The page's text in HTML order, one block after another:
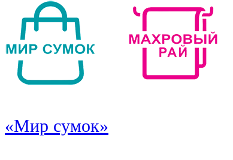
«Мир сумок»